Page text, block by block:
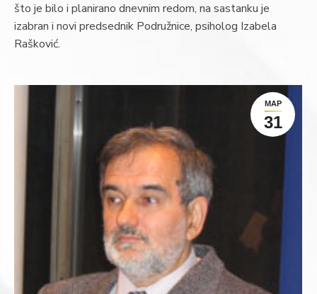
što je bilo i planirano dnevnim redom, na sastanku je
izabran i novi predsednik Podružnice, psiholog Izabela
Rašković.
МАР
31